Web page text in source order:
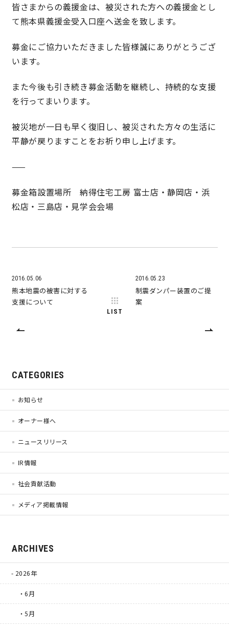
身体に優しい自然素材の家
耐震等級3 & 許容応力度計算 全棟標準
頑丈で長持ちの外壁
2030年の省エネ基準住宅
快適な室内環境へのこだわり
最響の家
Blue Style
キママプラス
納得リフォームスタジオ
分譲住宅･不動産 スタッフブログ
近日分譲予定情報 会社情報
動画ギャラリー
皆さまからの義援金は、被災された方への義援金とし
て熊本県義援金受入口座へ送金を致します。
募金にご協力いただきました皆様誠にありがとうござ
います。
また今後も引き続き募金活動を継続し、持続的な支援
を行ってまいります。
被災地が一日も早く復旧し、被災された方々の生活に
平静が戻りますことをお祈り申し上げます。
——
募金箱設置場所 納得住宅工房 富士店・静岡店・浜
松店・三島店・見学会会場
2016.05.06
熊本地震の被害に対する
支援について
LIST
2016.05.23
制震ダンパー装置のご提
案
CATEGORIES
お知らせ
オーナー様へ
ニュースリリース
IR情報
社会貢献活動
メディア掲載情報
ARCHIVES
2026年
・6月
・5月